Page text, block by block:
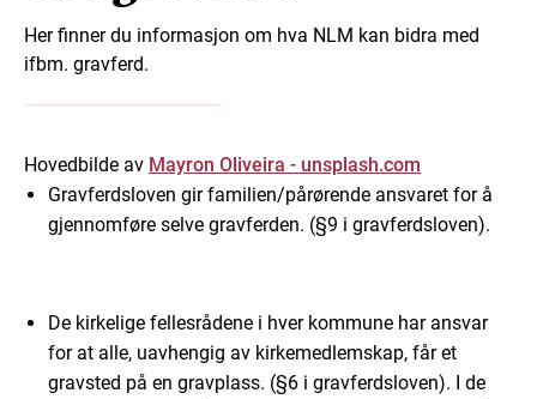
Her finner du informasjon om hva NLM kan bidra med
ifbm. gravferd.
Hovedbilde av Mayron Oliveira - unsplash.com
Gravferdsloven gir familien/pårørende ansvaret for å
gjennomføre selve gravferden. (§9 i gravferdsloven).
De kirkelige fellesrådene i hver kommune har ansvar
for at alle, uavhengig av kirkemedlemskap, får et
gravsted på en gravplass. (§6 i gravferdsloven). I de